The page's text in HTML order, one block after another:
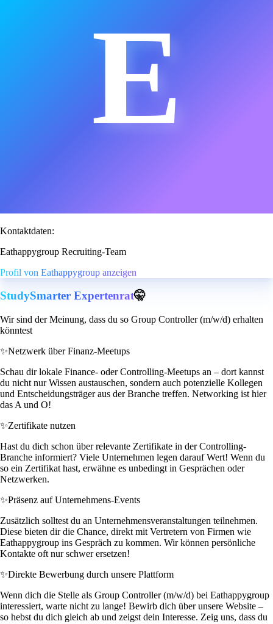
E
Kontaktdaten:
Eathappygroup Recruiting-Team
Profil von Eathappygroup anzeigen
StudySmarter Expertenrat🤫
Wir sind der Meinung, dass du so Group Controller (m/w/d) erhalten
könntest
✨Netzwerk über Finanz-Meetups
Schau dir lokale Finance- oder Controlling-Meetups an – dort kannst
du nicht nur Wissen austauschen, sondern auch potenzielle Kollegen
und Entscheidungsträger aus der Branche treffen. Networking ist hier
das A und O!
✨Zertifikate nutzen
Hast du dich schon über relevante Zertifikate in der Controlling-
Branche informiert? Viele Unternehmen legen darauf Wert! Wenn du
so ein Zertifikat hast, erwähne es unbedingt in Gesprächen oder
Netzwerken.
✨Präsenz auf Unternehmens-Events
Zusätzlich solltest du an Unternehmensveranstaltungen teilnehmen.
Diese bieten dir die Chance, direkt mit Vertretern von Firmen wie
Eathappygroup ins Gespräch zu kommen. Wir können persönliche
Kontakte oft nur schwer ersetzen!
✨Direkte Bewerbung durch unsere Plattform
Wenn dich die Stelle als Group Controller (m/w/d) bei Eathappygroup
interessiert, warte nicht zu lange! Bewirb dich über unsere Website –
so hebst du dich gleich ab und zeigst dein Interesse. Zeig uns, dass du